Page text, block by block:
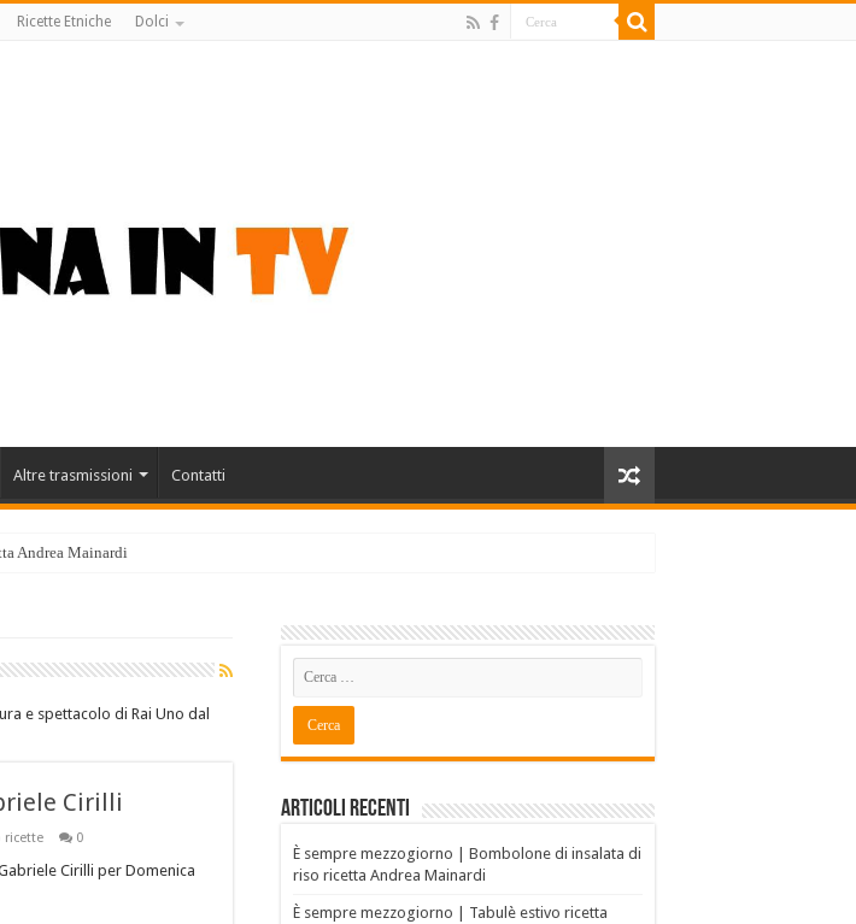
Ricette Etniche Dolci
Altre trasmissioni Contatti
Andrea Mainardi
e spettacolo di Rai Uno dal
Cirilli
ricette 0
Cirilli per Domenica
Articoli recenti
È sempre mezzogiorno | Bombolone di insalata di
riso ricetta Andrea Mainardi
È sempre mezzogiorno | Tabulè estivo ricetta